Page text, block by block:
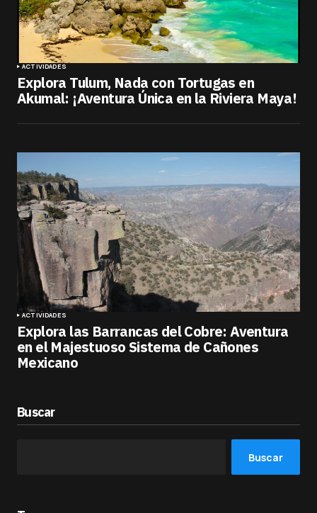
ACTIVIDADES
Explora Tulum, Nada con Tortugas en
Akumal: ¡Aventura Única en la Riviera Maya!
ACTIVIDADES
Explora las Barrancas del Cobre: Aventura
en el Majestuoso Sistema de Cañones
Mexicano
Buscar
Buscar